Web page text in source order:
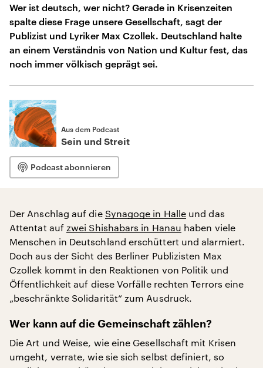
Wer ist deutsch, wer nicht? Gerade in Krisenzeiten
spalte diese Frage unsere Gesellschaft, sagt der
Publizist und Lyriker Max Czollek. Deutschland halte
an einem Verständnis von Nation und Kultur fest, das
noch immer völkisch geprägt sei.
Aus dem Podcast
Sein und Streit
Podcast abonnieren
Der Anschlag auf die Synagoge in Halle und das
Attentat auf zwei Shishabars in Hanau haben viele
Menschen in Deutschland erschüttert und alarmiert.
Doch aus der Sicht des Berliner Publizisten Max
Czollek kommt in den Reaktionen von Politik und
Öffentlichkeit auf diese Vorfälle rechten Terrors eine
„beschränkte Solidarität“ zum Ausdruck.
Wer kann auf die Gemeinschaft zählen?
Die Art und Weise, wie eine Gesellschaft mit Krisen
umgeht, verrate, wie sie sich selbst definiert, so